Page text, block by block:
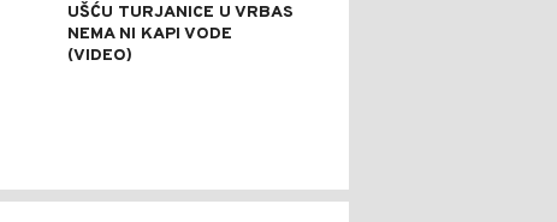
UŠĆU TURJANICE U VRBAS
NEMA NI KAPI VODE
(VIDEO)